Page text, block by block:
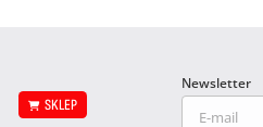
SKLEP
Newsletter